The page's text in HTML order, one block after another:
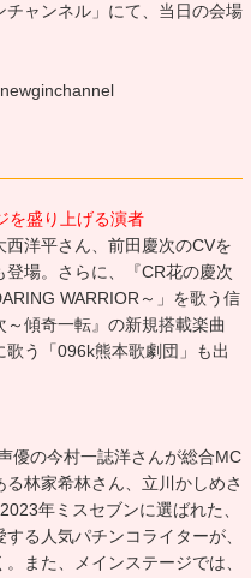
ャンネル」にて、当日の会場
を盛り上げる演者
洋平さん、前田慶次のCVを
場。さらに、『CR花の慶次
WARRIOR～」を歌う信
傾奇一転』の新規搭載楽曲
歌う「096k熊本歌劇団」も出
優の今村一誌洋さんが総合MC
林家希林さん、立川かしめさ
年ミスセブンに選ばれた、
る人気パチンコライターが、
また、メインステージでは、